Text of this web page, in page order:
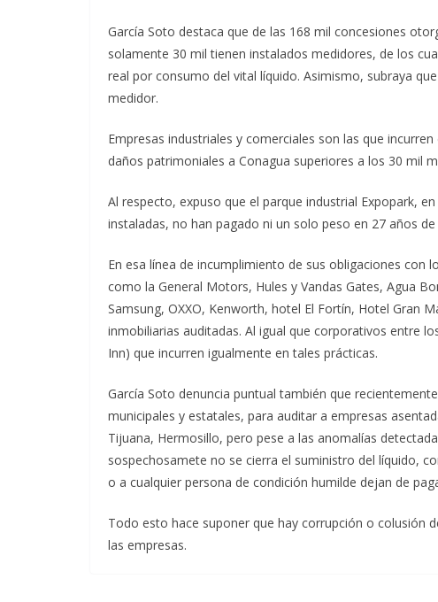
García Soto destaca que de las 168 mil concesiones
solamente 30 mil tienen instalados medidores, de los
real por consumo del vital líquido. Asimismo, subraya
medidor.
Empresas industriales y comerciales son las que
daños patrimoniales a Conagua superiores a los 30 mil
Al respecto, expuso que el parque industrial Expopark,
instaladas, no han pagado ni un solo peso en 27 años
En esa línea de incumplimiento de sus obligaciones
como la General Motors, Hules y Vandas Gates, Agua
Samsung, OXXO, Kenworth, hotel El Fortín, Hotel Gran
inmobiliarias auditadas. Al igual que corporativos entre
Inn) que incurren igualmente en tales prácticas.
García Soto denuncia puntual también que
municipales y estatales, para auditar a empresas
Tijuana, Hermosillo, pero pese a las anomalías
sospechosamete no se cierra el suministro del líquido,
o a cualquier persona de condición humilde dejan de
Todo esto hace suponer que hay corrupción o colusión
las empresas.